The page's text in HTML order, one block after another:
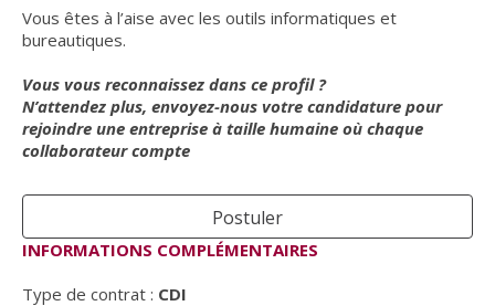
Vous êtes à l’aise avec les outils informatiques et
bureautiques.
Vous vous reconnaissez dans ce profil ?
N’attendez plus, envoyez-nous votre candidature pour
rejoindre une entreprise à taille humaine où chaque
collaborateur compte
Postuler
INFORMATIONS COMPLÉMENTAIRES
Type de contrat : CDI